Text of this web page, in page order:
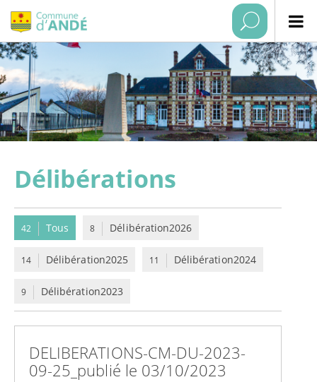
Délibérations
42 Tous 8 Délibération2026
14 Délibération2025 11 Délibération2024
9 Délibération2023
DELIBERATIONS-CM-DU-2023-
09-25_publié le 03/10/2023